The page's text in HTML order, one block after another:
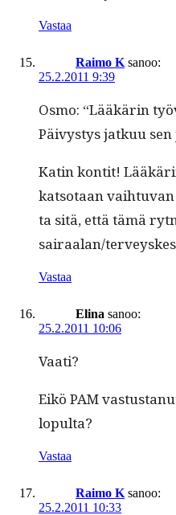
Vastaa
Raimo K sanoo:
25.2.2011 9:39
Osmo: “Lääkärin
Päivystys jatkuu sen
Katin kon­tit!
kat­so­taan
ta sitä, että tämä
sairaalan/
Vastaa
Elina sanoo:
25.2.2011 10:06
Vaati?
Eikö PAM
lopulta?
Vastaa
Raimo K sanoo:
25.2.2011 10:33